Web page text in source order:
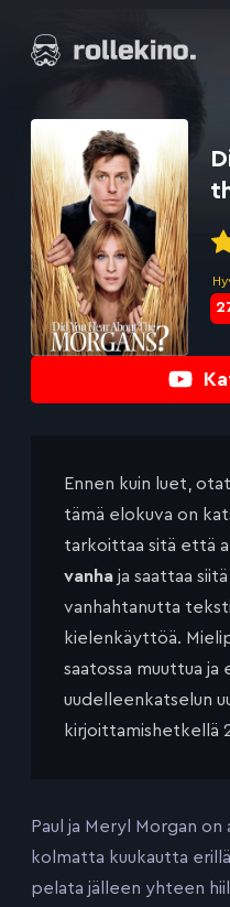
suoraan
Elokuvat ja elokuva-arviot | Rollekino.fi
jälkeen.
Ennen kuin luet,
tämä elokuva on
tarkoittaa sitä että
vanha ja saattaa
vanhahtanutta
kielenkäyttöä.
saatossa muuttua ja
uudelleenkatselun
kirjoittamishetkellä
Paul ja Meryl Morgan on
kolmatta kuukautta
pelata jälleen yhteen